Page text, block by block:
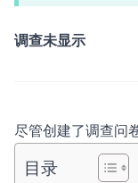
调查未显示
尽管创建了调查问
目录